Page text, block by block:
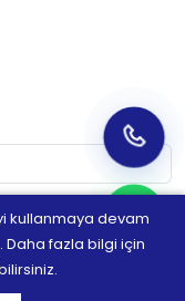
kullanmaya devam
Daha fazla bilgi için